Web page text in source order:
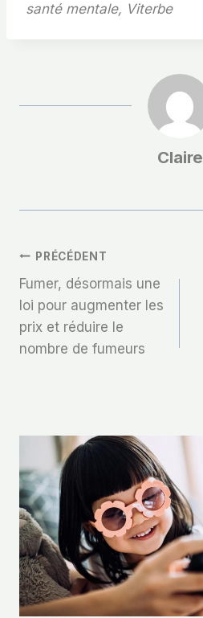
santé mentale, Viterbe
Claire
Navigation
De
L’article
PRÉCÉDENT
Fumer, désormais une
loi pour augmenter les
prix et réduire le
nombre de fumeurs